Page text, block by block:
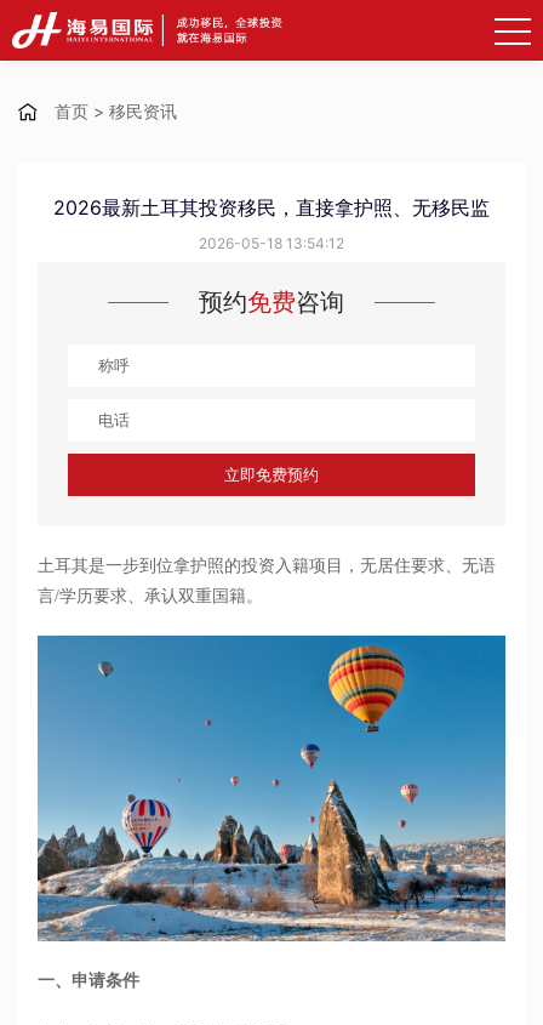
首页 > 移民资讯
2026最新土耳其投资移民，直接拿护照、无移民监
2026-05-18 13:54:12
预约免费咨询
立即免费预约
土耳其是一步到位拿护照的投资入籍项目，无居住要求、无语
言/学历要求、承认双重国籍。
一、申请条件